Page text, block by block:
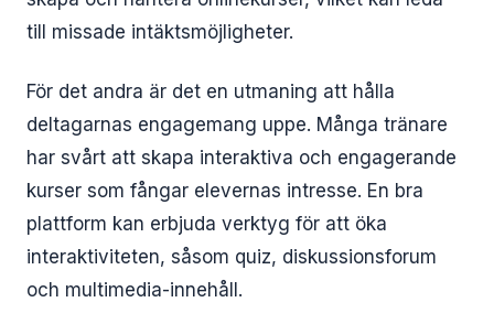
till missade intäktsmöjligheter.
För det andra är det en utmaning att hålla
deltagarnas engagemang uppe. Många tränare
har svårt att skapa interaktiva och engagerande
kurser som fångar elevernas intresse. En bra
plattform kan erbjuda verktyg för att öka
interaktiviteten, såsom quiz, diskussionsforum
och multimedia-innehåll.